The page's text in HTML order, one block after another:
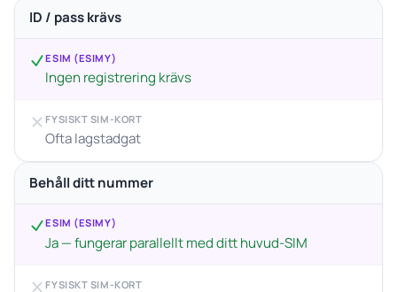
ID / pass krävs
ESIM (ESIMY)
Ingen registrering krävs
FYSISKT SIM-KORT
Ofta lagstadgat
Behåll ditt nummer
ESIM (ESIMY)
Ja — fungerar parallellt med ditt huvud-SIM
FYSISKT SIM-KORT